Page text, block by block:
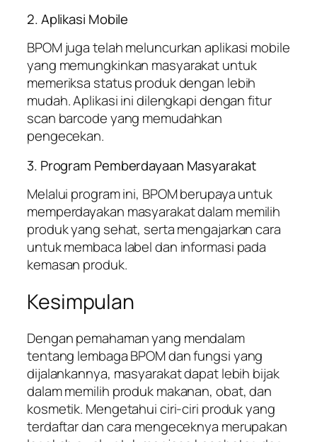
2. Aplikasi Mobile
BPOM juga telah meluncurkan aplikasi mobile
yang memungkinkan masyarakat untuk
memeriksa status produk dengan lebih
mudah. Aplikasi ini dilengkapi dengan fitur
scan barcode yang memudahkan
pengecekan.
3. Program Pemberdayaan Masyarakat
Melalui program ini, BPOM berupaya untuk
memperdayakan masyarakat dalam memilih
produk yang sehat, serta mengajarkan cara
untuk membaca label dan informasi pada
kemasan produk.
Kesimpulan
Dengan pemahaman yang mendalam
tentang lembaga BPOM dan fungsi yang
dijalankannya, masyarakat dapat lebih bijak
dalam memilih produk makanan, obat, dan
kosmetik. Mengetahui ciri-ciri produk yang
terdaftar dan cara mengeceknya merupakan